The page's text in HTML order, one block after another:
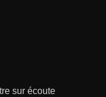
sur écoute